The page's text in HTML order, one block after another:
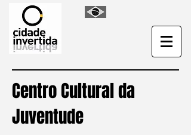
Centro Cultural da
Juventude